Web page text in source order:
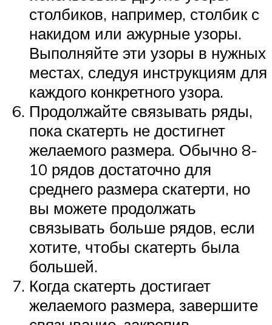
столбиков, например, столбик с
накидом или ажурные узоры.
Выполняйте эти узоры в нужных
местах, следуя инструкциям для
каждого конкретного узора.
Продолжайте связывать ряды,
пока скатерть не достигнет
желаемого размера. Обычно 8-
10 рядов достаточно для
среднего размера скатерти, но
вы можете продолжать
связывать больше рядов, если
хотите, чтобы скатерть была
большей.
Когда скатерть достигает
желаемого размера, завершите